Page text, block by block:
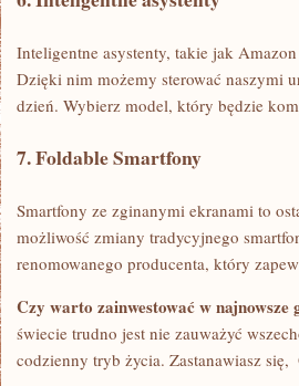
Inteligentne⁢ asystenty, takie‍ jak
Dzięki nim możemy sterować naszymi
dzień. ⁤Wybierz model, który będzie
7. ‍Foldable‌ Smartfony
Smartfony ze zginanymi ekranami to
możliwość zmiany tradycyjnego
renomowanego producenta, który
Czy warto​ zainwestować w najnowsze
świecie trudno jest nie zauważyć
codzienny tryb życia.⁣ Zastanawiasz